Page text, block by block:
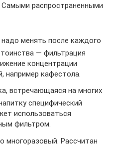
распространенными
менять после каждого
— фильтрация
концентрации
например кафестола.
встречающаяся на многих
специфический
использоваться
фильтром.
многоразовый. Рассчитан